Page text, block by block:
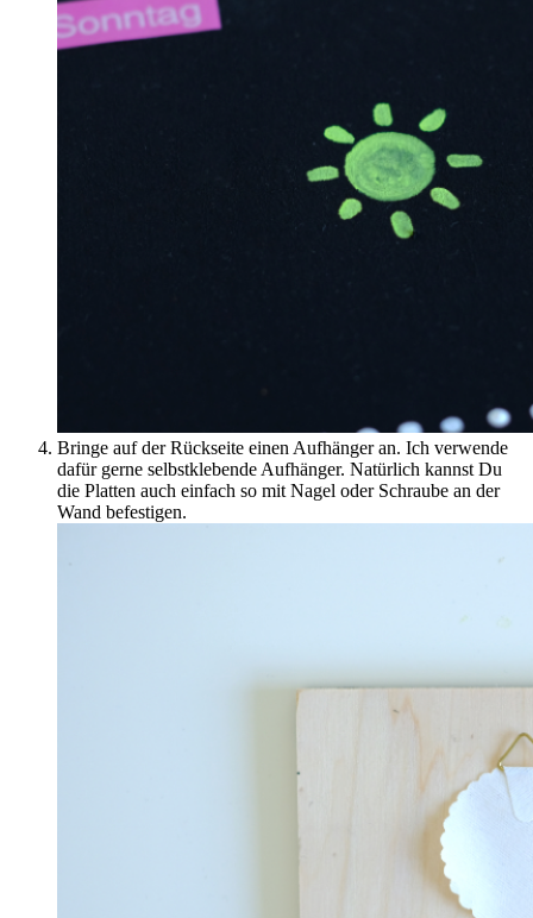
Bringe auf der Rückseite einen Aufhänger an. Ich verwende
dafür gerne selbstklebende Aufhänger. Natürlich kannst Du
die Platten auch einfach so mit Nagel oder Schraube an der
Wand befestigen.